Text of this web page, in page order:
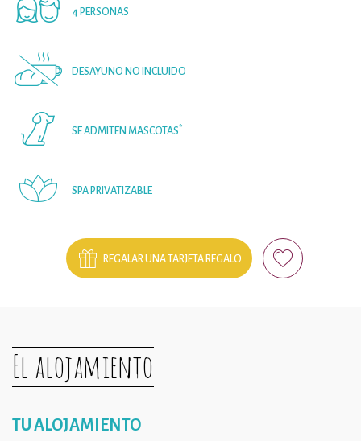
4 PERSONAS
DESAYUNO NO INCLUIDO
SE ADMITEN MASCOTAS*
SPA PRIVATIZABLE
REGALAR UNA TARJETA REGALO
El alojamiento
TU ALOJAMIENTO